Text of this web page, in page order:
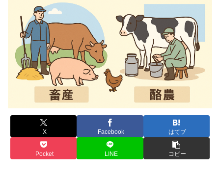
X Facebook はてブ
Pocket LINE コピー